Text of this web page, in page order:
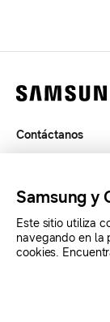
Contáctanos
SAMSUNG.COM
Copyright©
Samsung y
Este sitio utiliza
navegando en la
cookies.